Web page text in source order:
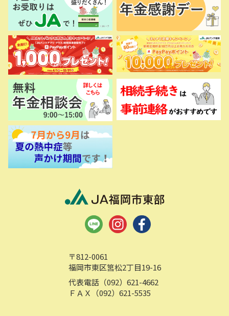
〒812-0061
福岡市東区筥松2丁目19-16
代表電話（092）621-4662
ＦＡＸ（092）621-5535